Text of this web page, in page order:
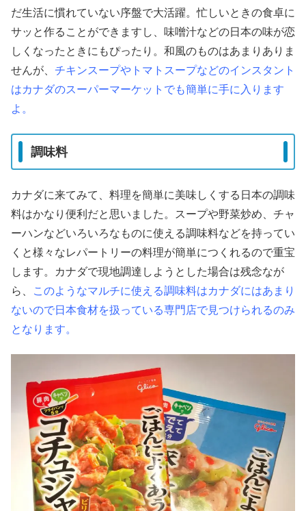
だ生活に慣れていない序盤で大活躍。忙しいときの食卓に
サッと作ることができますし、味噌汁などの日本の味が恋
しくなったときにもぴったり。和風のものはあまりありま
せんが、 チキンスープやトマトスープなどのインスタント
はカナダのスーパーマーケットでも簡単に手に入ります
よ。
調味料
カナダに来てみて、料理を簡単に美味しくする日本の調味
料はかなり便利だと思いました。スープや野菜炒め、チャ
ーハンなどいろいろなものに使える調味料などを持ってい
くと様々なレパートリーの料理が簡単につくれるので重宝
します。カナダで現地調達しようとした場合は残念なが
ら、
このようなマルチに使える調味料はカナダにはあまり
ないので日本食材を扱っている専門店で見つけられるのみ
となります。